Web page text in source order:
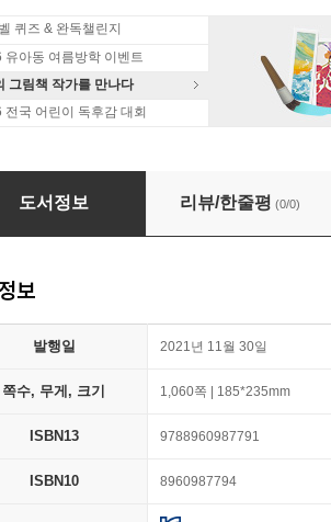
퀴즈 & 완독챌린지
유아동 여름방학 이벤트
그림책 작가를 만나다
전국 어린이 독후감 대회
이제 초등학생 시리즈 1-10 세트
도서정보 리뷰/한줄평 (0/0)
보
발행일 2021년 11월 30일
쪽수, 무게, 크기 1,060쪽 | 185*235mm
ISBN13 9788960987791
ISBN10 8960987794